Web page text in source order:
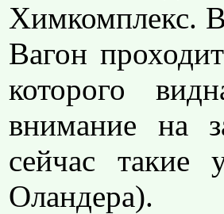
Химкомплекс.
Вагон
которого
внимание на
сейчас
Оландера).